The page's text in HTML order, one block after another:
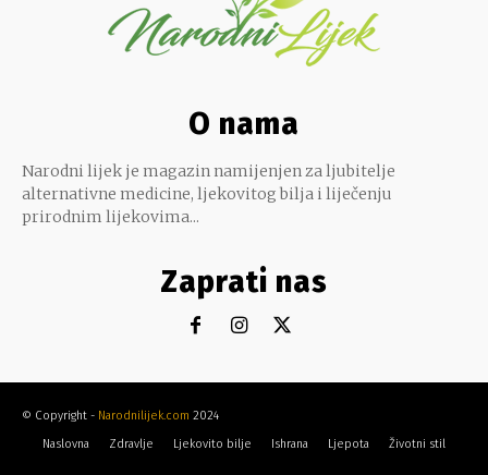
O nama
Narodni lijek je magazin namijenjen za ljubitelje
alternativne medicine, ljekovitog bilja i liječenju
prirodnim lijekovima...
Zaprati nas
© Copyright - Narodnilijek.com 2024
Naslovna
Zdravlje Ljekovito bilje Ishrana Ljepota Životni stil